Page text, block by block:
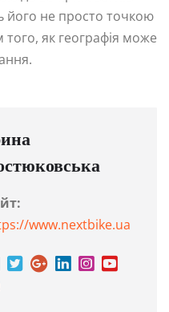
його не просто точкою
як географія може
www.nextbike.ua